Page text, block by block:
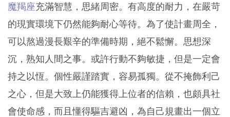
魔羯座充滿智慧，思緒周密。有高度的耐力，在嚴苛
的現實環境下仍然能夠耐心等待。為了使計畫周全，
可以熬過漫長艱辛的準備時期，絕不鬆懈。思想深
沉，熟知人間之事。或許行動不夠敏捷，但是一定會
持之以恆。個性嚴謹踏實，容易孤獨。從不掩飾利己
之心，但是大致上仍能獲得上位者的信賴，也頗具社
會使命感，而且懂得驅吉避凶，為自己規畫出一個立